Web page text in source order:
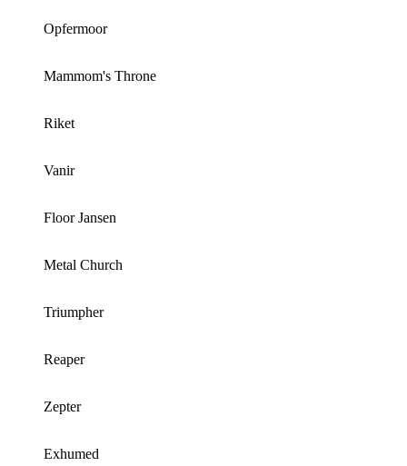
Opfermoor
Mammom's Throne
Riket
Vanir
Floor Jansen
Metal Church
Triumpher
Reaper
Zepter
Exhumed